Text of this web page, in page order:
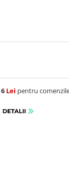
6 Lei pentru